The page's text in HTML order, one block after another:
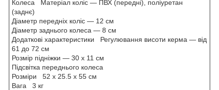
Колеса Матеріал коліс — ПВХ (передні), поліуретан
(заднє)
Діаметр передніх коліс — 12 см
Діаметр заднього колеса — 8 см
Додаткові характеристики Регулювання висоти керма — від
61 до 72 см
Розмір підніжки — 30 х 11 см
Підсвітка переднього колеса
Розміри 52 х 25.5 х 55 см
Вага 3 кг